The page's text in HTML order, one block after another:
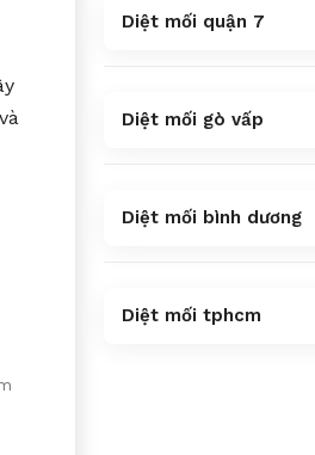
Diệt mối quận 7
Diệt mối gò vấp
Diệt mối bình dương
Diệt mối tphcm